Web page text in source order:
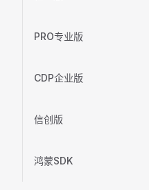
PRO专业版
CDP企业版
信创版
鸿蒙SDK